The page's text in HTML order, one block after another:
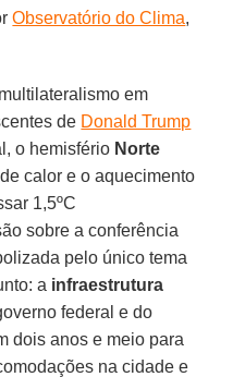
Observatório do Clima,
em
de Donald Trump
o hemisfério Norte
calor e o aquecimento
1,5ºC
sobre a conferência
pelo único tema
a infraestrutura
federal e do
dois anos e meio para
na cidade e